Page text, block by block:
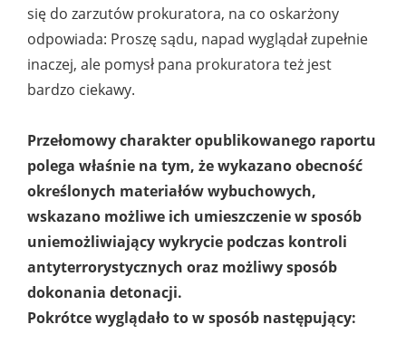
się do zarzutów prokuratora, na co oskarżony
odpowiada: Proszę sądu, napad wyglądał zupełnie
inaczej, ale pomysł pana prokuratora też jest
bardzo ciekawy.
Przełomowy charakter opublikowanego raportu
polega właśnie na tym, że wykazano obecność
określonych materiałów wybuchowych,
wskazano możliwe ich umieszczenie w sposób
uniemożliwiający wykrycie podczas kontroli
antyterrorystycznych oraz możliwy sposób
dokonania detonacji.
Pokrótce wyglądało to w sposób następujący: